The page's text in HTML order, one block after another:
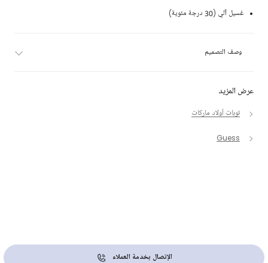
عرض المزيد
توبات أولاد ماركات
Guess
غسيل آلي (30 درجة مئوية)
وصف التصميم
الإتصال بخدمة العملاء